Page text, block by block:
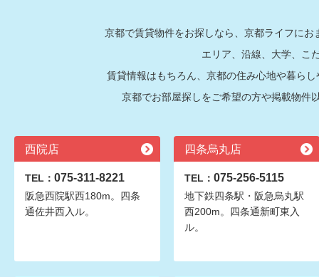
京都で賃貸物件をお探しなら、京都ライフに
エリア、沿線、大学、こ
賃貸情報はもちろん、京都の住み心地や暮ら
京都でお部屋探しをご希望の方や掲載物件
西院店
TEL： 075-311-8221
阪急西院駅西180m。四条
通佐井西入ル。
四条烏丸店
TEL： 075-256-5115
地下鉄四条駅・阪急烏丸駅
西200m。四条通新町東入
ル。